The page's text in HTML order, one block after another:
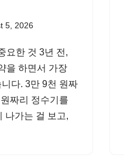
5, 2026
요한 것 3년 전,
을 하면서 가장
니다. 3만 9천 원짜
짜리 정수기를
나가는 걸 보고,